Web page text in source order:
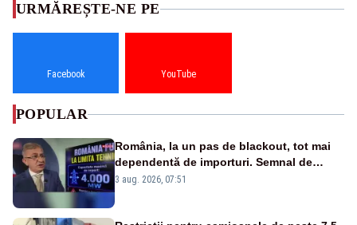
URMĂREȘTE-NE PE
Facebook YouTube
POPULAR
România, la un pas de blackout, tot mai
dependentă de importuri. Semnal de
alarmă tras de un expert în energie
3 aug. 2026, 07:51